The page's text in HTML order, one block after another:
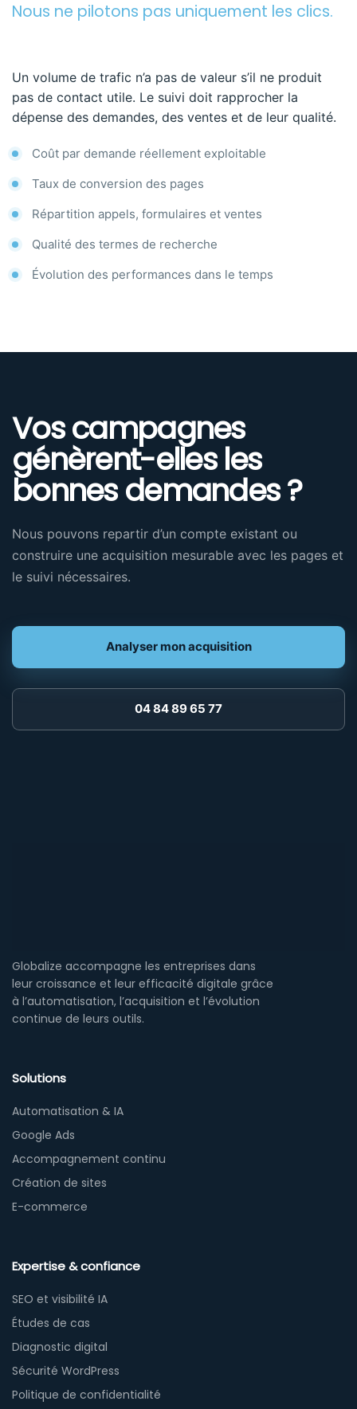
Nous ne pilotons pas uniquement les clics.
Un volume de trafic n’a pas de valeur s’il ne produit
pas de contact utile. Le suivi doit rapprocher la
dépense des demandes, des ventes et de leur qualité.
Coût par demande réellement exploitable
Taux de conversion des pages
Répartition appels, formulaires et ventes
Qualité des termes de recherche
Évolution des performances dans le temps
Vos campagnes
génèrent-elles les
bonnes demandes ?
Nous pouvons repartir d’un compte existant ou
construire une acquisition mesurable avec les pages et
le suivi nécessaires.
Analyser mon acquisition
04 84 89 65 77
Globalize accompagne les entreprises dans
leur croissance et leur efficacité digitale grâce
à l’automatisation, l’acquisition et l’évolution
continue de leurs outils.
Solutions
Automatisation & IA
Google Ads
Accompagnement continu
Création de sites
E-commerce
Expertise & confiance
SEO et visibilité IA
Études de cas
Diagnostic digital
Sécurité WordPress
Politique de confidentialité